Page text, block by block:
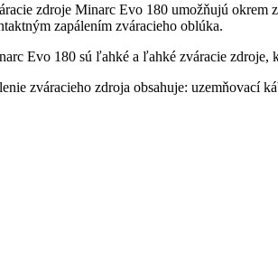
zdroje Minarc Evo 180 umožňujú
zapálením zváracieho oblúka.
Evo 180 sú ľahké a ľahké zváracie zdroje,
zváracieho zdroja obsahuje: uzemňovací